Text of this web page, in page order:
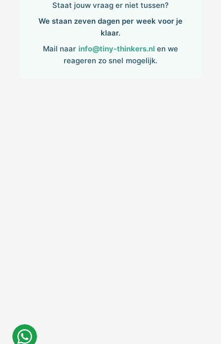
Staat jouw vraag er niet tussen?
We staan zeven dagen per week voor je
klaar.
Mail naar info@tiny-thinkers.nlen we
reageren zo snel mogelijk.